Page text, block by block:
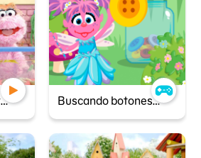
Pequeñas Aventureras - La piscina de Susana Buscando botones con Abby